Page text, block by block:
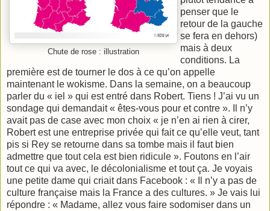
Chute de rose : illustration
penser que le
retour de la gauche
se fera en dehors)
mais à deux
conditions. La
première est de tourner le dos à ce qu’on appelle
maintenant le wokisme. Dans la semaine, on a beaucoup
parler du « iel » qui est entré dans Robert. Tiens ! J’ai vu un
sondage qui demandait « êtes-vous pour et contre ». Il n’y
avait pas de case avec mon choix « je n’en ai rien à cirer,
Robert est une entreprise privée qui fait ce qu’elle veut, tant
pis si Rey se retourne dans sa tombe mais il faut bien
admettre que tout cela est bien ridicule ». Foutons en l’air
tout ce qui va avec, le décolonialisme et tout ça. Je voyais
une petite dame qui criait dans Facebook : « Il n’y a pas de
culture française mais la France a des cultures. » Je vais lui
répondre : « Madame, allez vous faire sodomiser dans un